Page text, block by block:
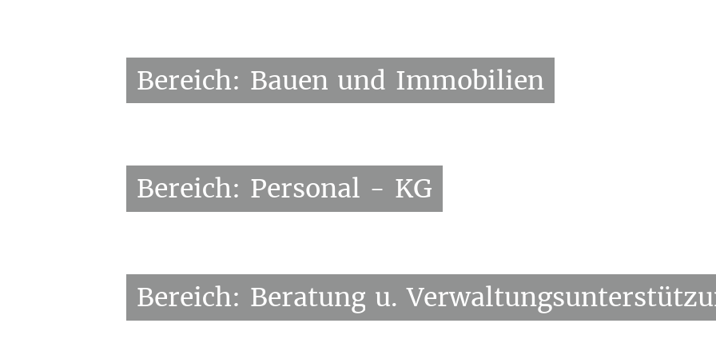
Bereich: Bauen und Immobilien
Bereich: Personal - KG
Bereich: Beratung u.